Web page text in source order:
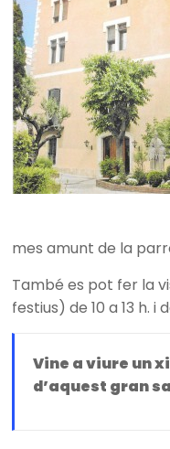
mes amunt de la
També es pot fer la
festius) de 10 a 13 h. i
Vine a viure un
d’aquest gran